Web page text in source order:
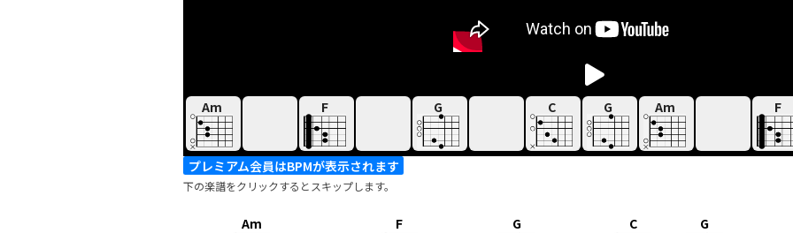
Am F G C G Am F
プレミアム会員はBPMが表示されます
下の楽譜をクリックするとスキップします。
Am F G C G